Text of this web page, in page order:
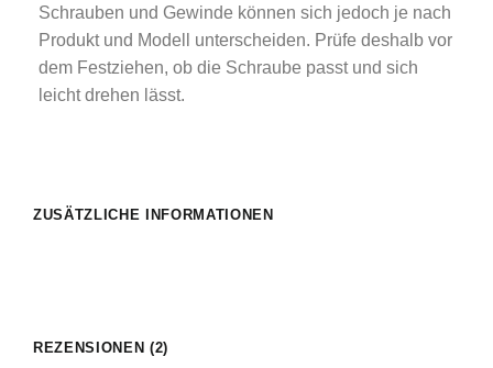
Schrauben und Gewinde können sich jedoch je nach
Produkt und Modell unterscheiden. Prüfe deshalb vor
dem Festziehen, ob die Schraube passt und sich
leicht drehen lässt.
ZUSÄTZLICHE INFORMATIONEN
REZENSIONEN (2)